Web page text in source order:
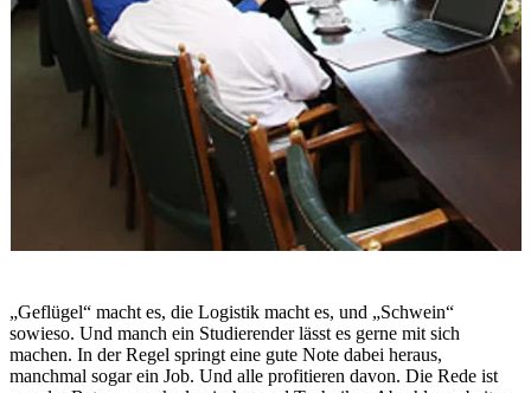
„Geflügel“ macht es, die Logistik macht es, und „Schwein“
sowieso. Und manch ein Studierender lässt es gerne mit sich
machen. In der Regel springt eine gute Note dabei heraus,
manchmal sogar ein Job. Und alle profitieren davon. Die Rede ist